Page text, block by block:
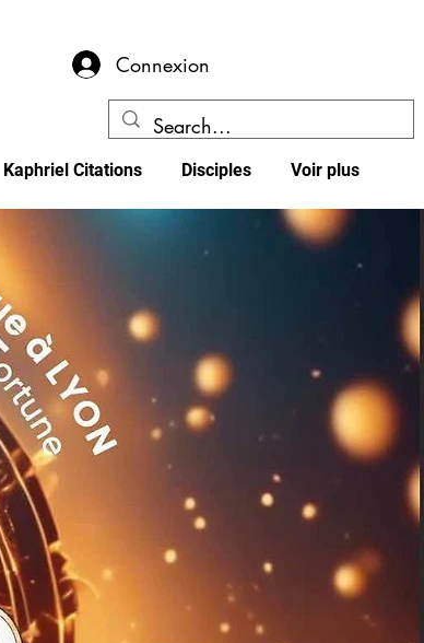
Connexion
Kaphriel Citations Disciples Voir plus